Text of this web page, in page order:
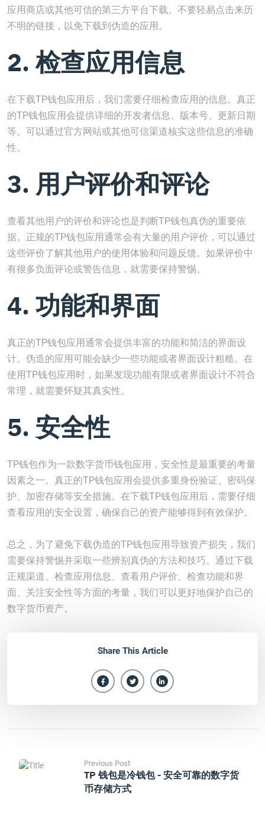
应用商店或其他可信的第三方平台下载。不要轻易点击来历
不明的链接，以免下载到伪造的应用。
2. 检查应用信息
在下载TP钱包应用后，我们需要仔细检查应用的信息。真正
的TP钱包应用会提供详细的开发者信息、版本号、更新日期
等。可以通过官方网站或其他可信渠道核实这些信息的准确
性。
3. 用户评价和评论
查看其他用户的评价和评论也是判断TP钱包真伪的重要依
据。正规的TP钱包应用通常会有大量的用户评价，可以通过
这些评价了解其他用户的使用体验和问题反馈。如果评价中
有很多负面评论或警告信息，就需要保持警惕。
4. 功能和界面
真正的TP钱包应用通常会提供丰富的功能和简洁的界面设
计。伪造的应用可能会缺少一些功能或者界面设计粗糙。在
使用TP钱包应用时，如果发现功能有限或者界面设计不符合
常理，就需要怀疑其真实性。
5. 安全性
TP钱包作为一款数字货币钱包应用，安全性是最重要的考量
因素之一。真正的TP钱包应用会提供多重身份验证、密码保
护、加密存储等安全措施。在下载TP钱包应用后，需要仔细
查看应用的安全设置，确保自己的资产能够得到有效保护。
总之，为了避免下载伪造的TP钱包应用导致资产损失，我们
需要保持警惕并采取一些辨别真伪的方法和技巧。通过下载
正规渠道、检查应用信息、查看用户评价、检查功能和界
面、关注安全性等方面的考量，我们可以更好地保护自己的
数字货币资产。
Share This Article
Previous Post
TP 钱包是冷钱包 - 安全可靠的数字货
币存储方式